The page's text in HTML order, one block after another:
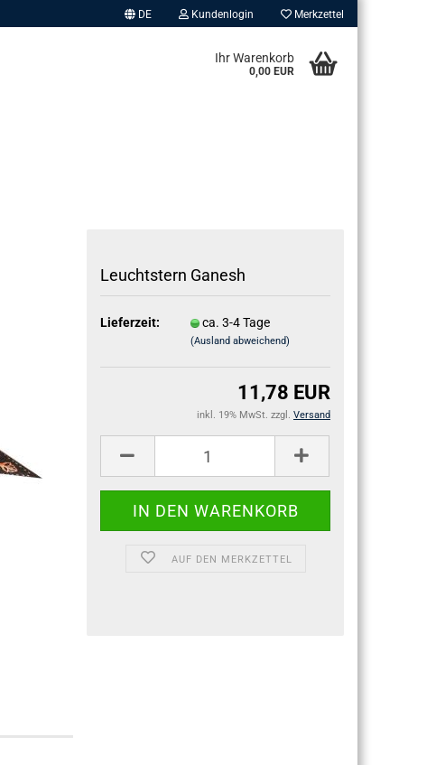
DE Kundenlogin
Passwort vergessen?
Merkzettel
Ihr Warenkorb
0,00 EUR
Leucht­stern Ga­nesh
Lieferzeit: ca. 3-4 Tage
(Ausland abweichend)
11,78 EUR
inkl. 19% MwSt. zzgl. Versand
AUF DEN MERKZETTEL